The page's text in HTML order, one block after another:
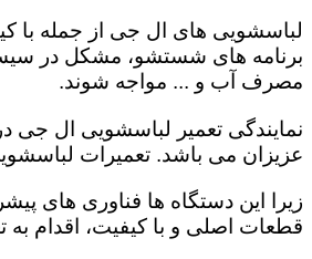
لباسشویی های ال جی از جمله با
برنامه های شستشو، مشکل در
مصرف آب و ... مواجه شوند.
نمایندگی تعمیر لباسشویی ال جی
عزیزان می باشد. تعمیرات
زیرا این دستگاه ها فناوری های
قطعات اصلی و با کیفیت، اقدام به